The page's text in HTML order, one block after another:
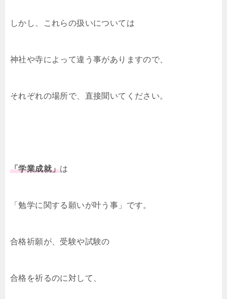
しかし、これらの扱いについては
神社や寺によって違う事がありますので、
それぞれの場所で、直接聞いてください。
「学業成就」は
「勉学に関する願いが叶う事」です。
合格祈願が、受験や試験の
合格を祈るのに対して、